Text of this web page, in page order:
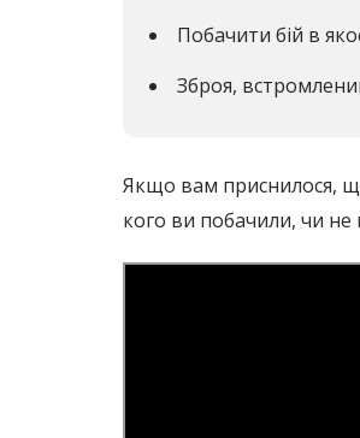
Побачити бій в
Зброя,
Якщо вам приснилося,
кого ви побачили, чи